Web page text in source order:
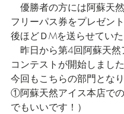
優勝者の方には阿蘇天
フリーパス券をプレゼン
後ほどＤMを送らせていた
昨日から第4回阿蘇天然
コンテストが開始しました
今回もこちらの部門となり
①阿蘇天然アイス本店で
でもいいです！）